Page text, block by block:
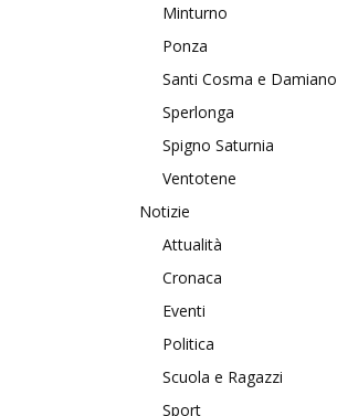
Minturno
Ponza
Santi Cosma e Damiano
Sperlonga
Spigno Saturnia
Ventotene
Notizie
Attualità
Cronaca
Eventi
Politica
Scuola e Ragazzi
Sport